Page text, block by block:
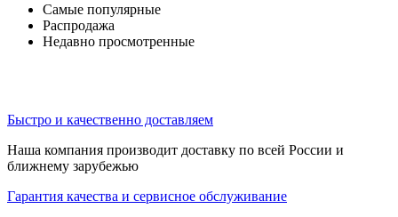
Самые популярные
Распродажа
Недавно просмотренные
Быстро и качественно доставляем
Наша компания производит доставку по всей России и
ближнему зарубежью
Гарантия качества и сервисное обслуживание